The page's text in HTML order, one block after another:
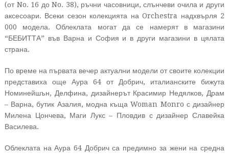
(от No. 16 до No. 38), ръчни часовници, слънчеви очила и други
аксесоари. Всеки сезон колекцията на Orchestra надхвърля 2
000 модела. Облеклата могат да се намерят в магазини
“БЕБИТТА” във Варна и София и в други магазини в цялата
страна.
По време на първата вечер актуални модели от своите колекции
представиха още Аура 64 от Добрич, италианските бижута
Номинейшън, Делфина, дизайнерът Красимир Недялков, Драм
– Варна, бутик Азалия, модна къща Woman Monro с дизайнер
Милена Цончева, Маги Лукс – Пловдив с дизайнер Славейка
Василева.
Облеклата на Аура 64 Добрич са предимно за жени на средна